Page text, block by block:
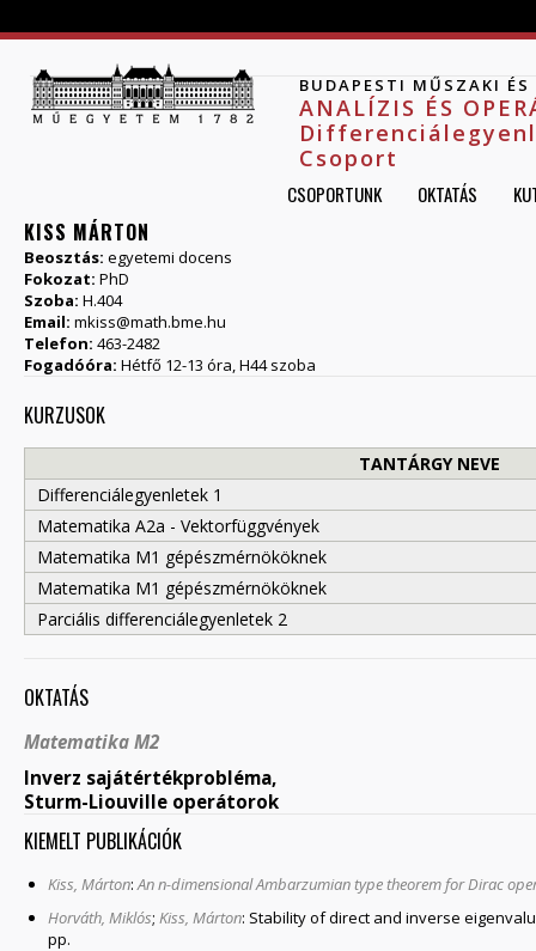
BUDAPESTI MŰSZAKI
ANALÍZIS ÉS
Csoport
CSOPORTUNK OKTATÁS
KISS MÁRTON
Beosztás: egyetemi docens
Fokozat: PhD
Szoba: H.404
Email: mkiss@math.bme.hu
Telefon: 463-2482
Fogadóóra: Hétfő 12-13 óra, H44 szoba
KURZUSOK
TANTÁRGY NEVE
Differenciálegyenletek 1
Matematika A2a - Vektorfüggvények
Matematika M1 gépészmérnököknek
Matematika M1 gépészmérnököknek
Parciális differenciálegyenletek 2
OKTATÁS
Matematika M2
Inverz sajátértékprobléma,
Sturm-Liouville operátorok
KIEMELT PUBLIKÁCIÓK
Kiss, Márton:An n-dimensional Ambarzumian type theorem for Dirac
Horváth, Miklós; Kiss, Márton: Stability of direct and inverse
pp.